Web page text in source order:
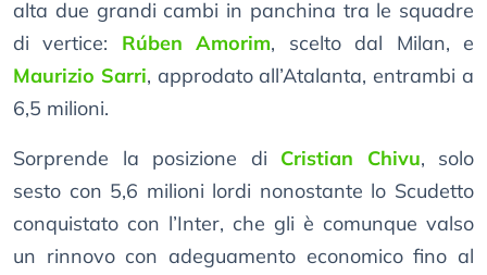
alta due grandi cambi in panchina tra le squadre
di vertice: Rúben Amorim, scelto dal Milan, e
Maurizio Sarri, approdato all’Atalanta, entrambi a
6,5 milioni.
Sorprende la posizione di Cristian Chivu, solo
sesto con 5,6 milioni lordi nonostante lo Scudetto
conquistato con l’Inter, che gli è comunque valso
un rinnovo con adeguamento economico fino al